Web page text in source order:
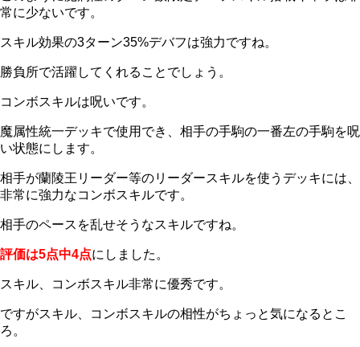
常に少ないです。
スキル効果の3ターン35%デバフは強力ですね。
勝負所で活躍してくれることでしょう。
コンボスキルは呪いです。
魔属性統一デッキで使用でき、相手の手駒の一番左の手駒を呪
い状態にします。
相手が蘭陵王リーダー等のリーダースキルを使うデッキには、
非常に強力なコンボスキルです。
相手のペースを乱せそうなスキルですね。
評価は5点中4点にしました。
スキル、コンボスキル非常に優秀です。
ですがスキル、コンボスキルの相性がちょっと気になるとこ
ろ。